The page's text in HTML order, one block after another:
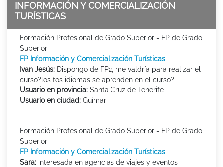
INFORMACIÓN Y COMERCIALIZACIÓN
TURÍSTICAS
Formación Profesional de Grado Superior - FP de Grado
Superior
FP Información y Comercialización Turísticas
Ivan Jesús: Dispongo de FP2, me valdría para realizar el
curso?los fos idiomas se aprenden en el curso?
Usuario en provincia: Santa Cruz de Tenerife
Usuario en ciudad: Güímar
Formación Profesional de Grado Superior - FP de Grado
Superior
FP Información y Comercialización Turísticas
Sara: interesada en agencias de viajes y eventos